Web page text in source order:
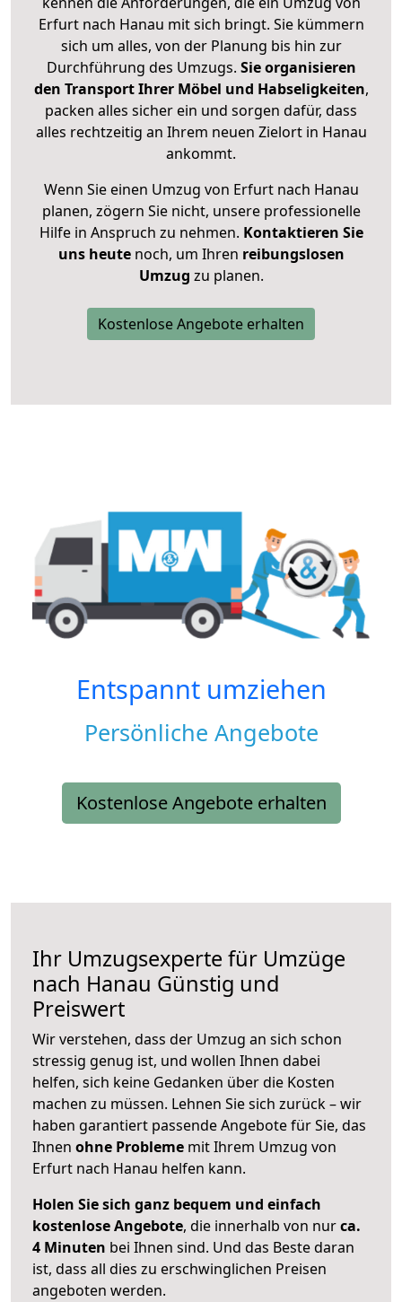
Erfurt nach Hanau mit sich bringt. Sie kümmern
sich um alles, von der Planung bis hin zur
Durchführung des Umzugs. Sie organisieren
den Transport Ihrer Möbel und Habseligkeiten,
packen alles sicher ein und sorgen dafür, dass
alles rechtzeitig an Ihrem neuen Zielort in Hanau
ankommt.
Wenn Sie einen Umzug von Erfurt nach Hanau
planen, zögern Sie nicht, unsere professionelle
Hilfe in Anspruch zu nehmen. Kontaktieren Sie
uns heutenoch, um Ihren reibungslosen
Umzug zu planen.
Kostenlose Angebote erhalten
Entspannt umziehen
Persönliche Angebote
Kostenlose Angebote erhalten
Ihr Umzugsexperte für Umzüge
nach Hanau Günstig und
Preiswert
Wir verstehen, dass der Umzug an sich schon
stressig genug ist, und wollen Ihnen dabei
helfen, sich keine Gedanken über die Kosten
machen zu müssen. Lehnen Sie sich zurück – wir
haben garantiert passende Angebote für Sie, das
Ihnen ohne Probleme mit Ihrem Umzug von
Erfurt nach Hanau helfen kann.
Holen Sie sich ganz bequem und einfach
kostenlose Angebote, die innerhalb von nurca.
4 Minuten bei Ihnen sind. Und das Beste daran
ist, dass all dies zu erschwinglichen Preisen
angeboten werden.